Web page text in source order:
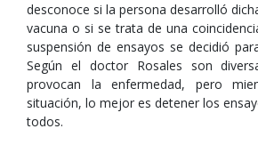
desconoce si la persona desarrolló
vacuna o si se trata de una
suspensión de ensayos se decidió
Según el doctor Rosales son
provocan la enfermedad, pero
situación, lo mejor es detener los
todos.